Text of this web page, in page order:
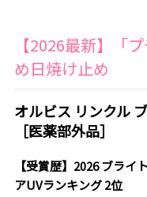
【2026最新】「
め日焼け止め
オルビス リンクル
［医薬部外品］
【受賞歴】2026 ブラ
アUVランキング 2位